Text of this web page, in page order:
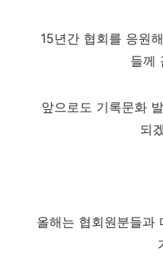
15년간 협회를 응원
들께
앞으로도 기록문화
되
올해는 협회원분들과